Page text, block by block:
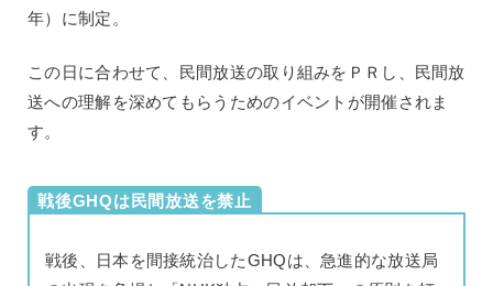
年）に制定。
この日に合わせて、民間放送の取り組みをＰＲし、民間放
送への理解を深めてもらうためのイベントが開催されま
す。
戦後GHQは民間放送を禁止
戦後、日本を間接統治したGHQは、急進的な放送局